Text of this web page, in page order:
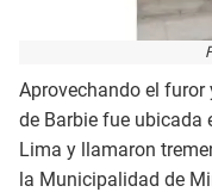
Aprovechando el
de Barbie fue ubicada
Lima y llamaron
la Municipalidad de